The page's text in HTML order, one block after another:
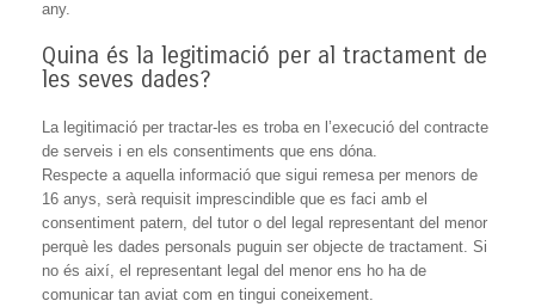
any.
Quina és la legitimació per al tractament de
les seves dades?
La legitimació per tractar-les es troba en l’execució del contracte
de serveis i en els consentiments que ens dóna.
Respecte a aquella informació que sigui remesa per menors de
16 anys, serà requisit imprescindible que es faci amb el
consentiment patern, del tutor o del legal representant del menor
perquè les dades personals puguin ser objecte de tractament. Si
no és així, el representant legal del menor ens ho ha de
comunicar tan aviat com en tingui coneixement.